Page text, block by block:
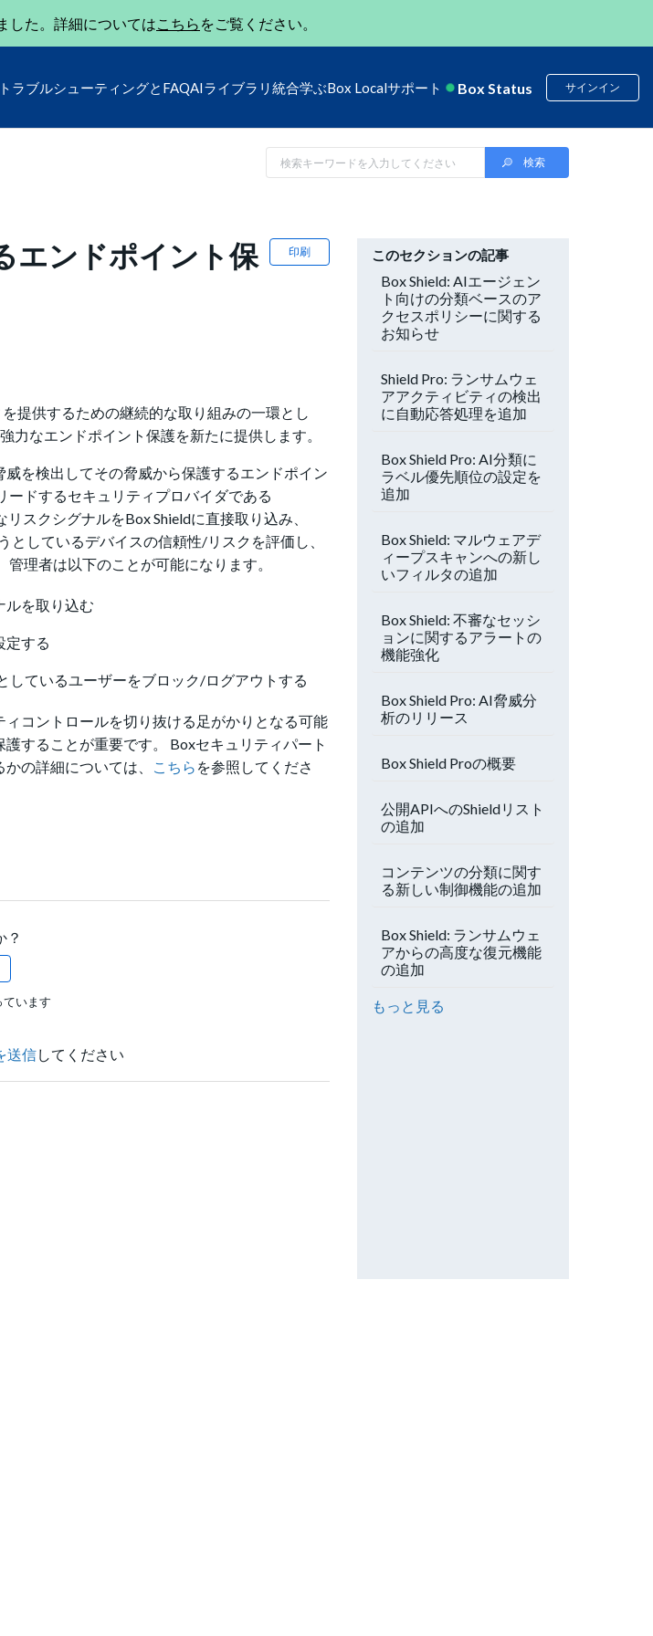
した。詳細についてはこちら をご覧ください。
トラブルシューティングとFAQAIライブラリ 統合学ぶBox Localサポート Box Status サインイン
印刷
エンドポイント保
提供するための継続的な取り組みの一環とし
なエンドポイント保護を新たに提供します。
を検出してその脅威から保護するエンドポイン
ードするセキュリティプロバイダである
スクシグナルをBox Shieldに直接取り込み、
しているデバイスの信頼性/リスクを評価し、
理者は以下のことが可能になります。
ルを取り込む
定する
ているユーザーをブロック/ログアウトする
コントロールを切り抜ける足がかりとなる可能
することが重要です。 Boxセキュリティパート
の詳細については、
こちら を参照してくださ
？
います
送信してください
このセクションの記事
Box Shield: AIエージェン
ト向けの分類ベースのア
クセスポリシーに関する
お知らせ
Shield Pro: ランサムウェ
アアクティビティの検出
に自動応答処理を追加
Box Shield Pro: AI分類に
ラベル優先順位の設定を
追加
Box Shield: マルウェアデ
ィープスキャンへの新し
いフィルタの追加
Box Shield: 不審なセッシ
ョンに関するアラートの
機能強化
Box Shield Pro: AI脅威分
析のリリース
Box Shield Proの概要
公開APIへのShieldリスト
の追加
コンテンツの分類に関す
る新しい制御機能の追加
Box Shield: ランサムウェ
アからの高度な復元機能
の追加
もっと見る